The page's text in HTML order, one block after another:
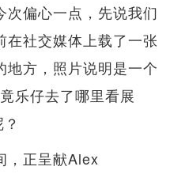
偏心一点，先说我们
在社交媒体上载了一张
方，照片说明是一个
乐仔去了哪里看展
，正呈献Alex